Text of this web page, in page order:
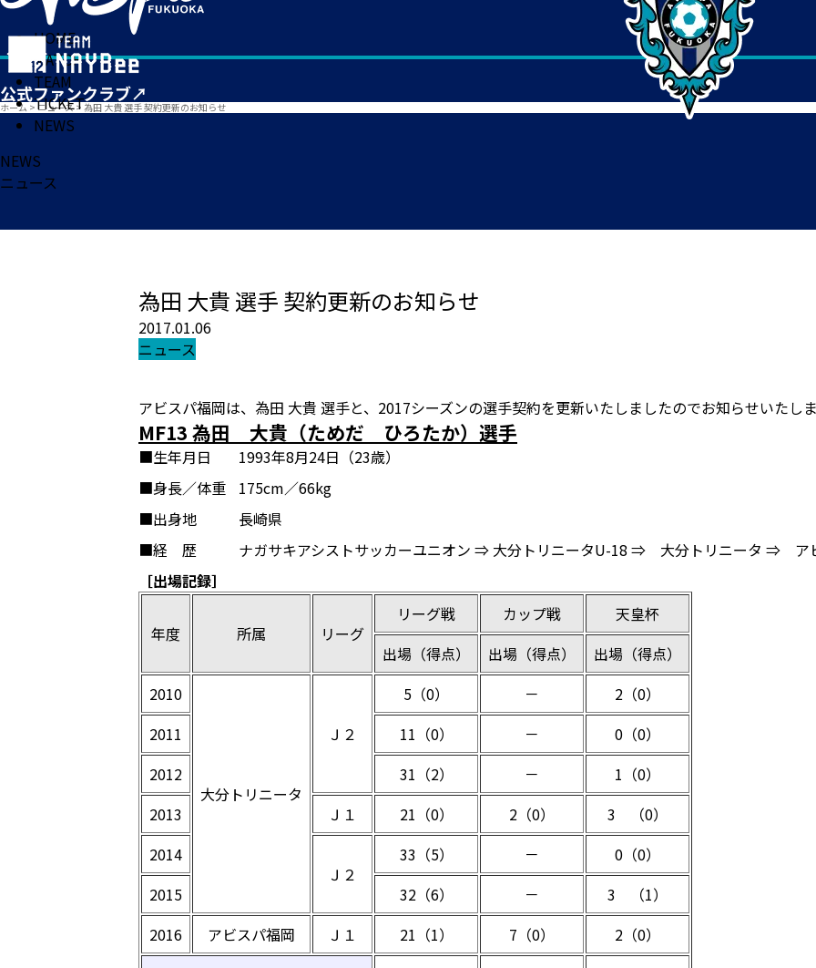
HOME
MATCH
TEAM
TICKET
NEWS
ホーム > ニュース> 為田 大貴 選手 契約更新のお知らせ
NEWS
ニュース
為田 大貴 選手 契約更新のお知らせ
2017.01.06
ニュース
アビスパ福岡は、為田 大貴 選手と、2017シーズンの選手契約を更新いたしましたのでお知らせいたしま
MF13 為田 大貴（ためだ ひろたか）選手
■生年月日
1993年8月24日（23歳）
■身長／体重
175cm／66kg
■出身地
長崎県
■経 歴
ナガサキアシストサッカーユニオン ⇒ 大分トリニータU-18 ⇒ 大分トリニータ ⇒ ア
［出場記録］
年度 所属 リーグ
リーグ戦 カップ戦
天皇杯
出場（得点）
出場（得点）
出場（得点）
2010
大分トリニータ
Ｊ２
5（0） －
2（0）
2011
11（0） －
0（0）
2012
31（2） －
1（0）
2013
Ｊ１ 21（0） 2（0）
3 （0）
2014
Ｊ２
33（5） －
0（0）
2015
32（6） －
3 （1）
2016
アビスパ福岡 Ｊ１ 21（1） 7（0）
2（0）